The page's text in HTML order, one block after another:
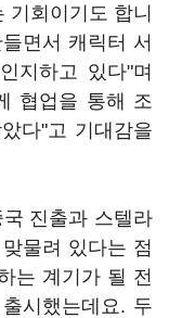
회이기도 합니
면서 캐릭터 서
지하고 있다"며
협업을 통해 조
다"고 기대감을
진출과 스텔라
물려 있다는 점
는 계기가 될 전
시했는데요. 두